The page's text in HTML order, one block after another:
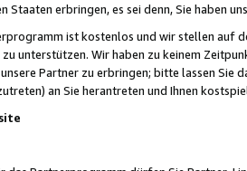
Staaten erbringen, es sei denn, Sie haben
ist kostenlos und wir stellen auf
unterstützen. Wir haben zu keinem
Partner zu erbringen; bitte lassen Sie
an Sie herantreten und Ihnen